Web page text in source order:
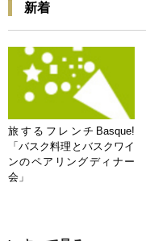
新着
旅するフレンチBasque!
「バスク料理とバスクワイ
ンのペアリングディナー
会」